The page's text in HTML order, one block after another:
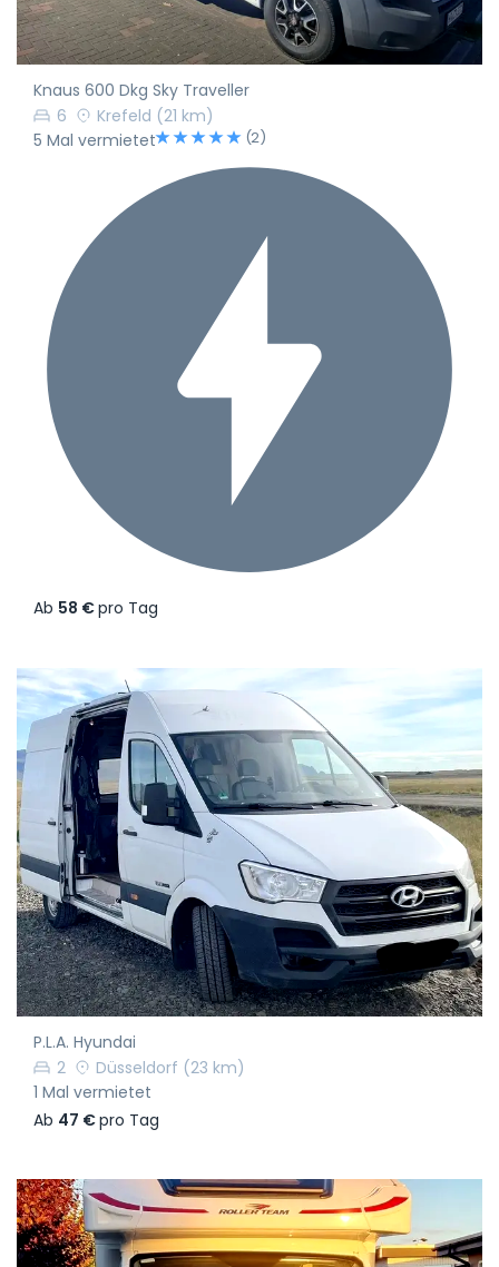
Knaus 600 Dkg Sky Traveller
6
Krefeld (21 km)
5 Mal vermietet
(2)
Ab 58 €pro Tag
P.L.A. Hyundai
2
Düsseldorf (23 km)
1 Mal vermietet
Ab 47 €pro Tag